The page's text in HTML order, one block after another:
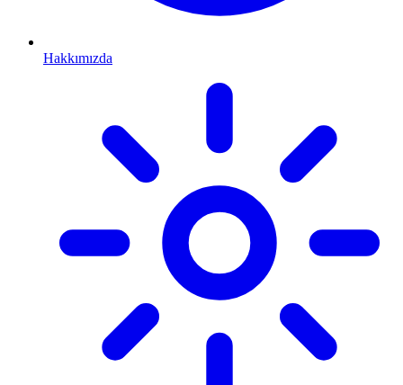
Hakkımızda